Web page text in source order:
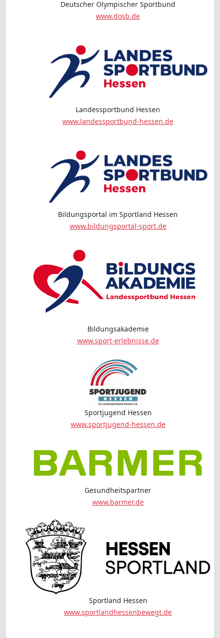
Deutscher Olympischer Sportbund
www.dosb.de
Landessportbund Hessen
www.landessportbund-hessen.de
Bildungsportal im Sportland Hessen
www.bildungsportal-sport.de
Bildungsakademie
www.sport-erlebnisse.de
Sportjugend Hessen
www.sportjugend-hessen.de
Gesundheitspartner
www.barmer.de
Sportland Hessen
www.sportlandhessenbewegt.de